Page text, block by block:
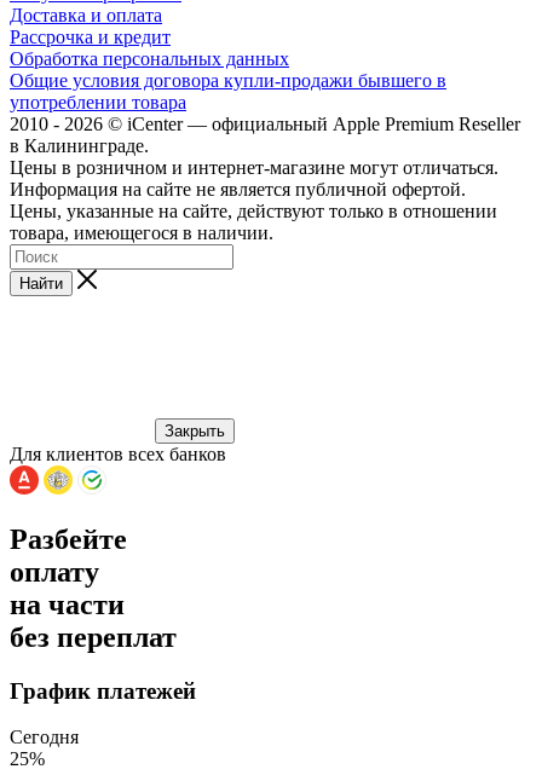
Доставка и оплата
Рассрочка и кредит
Обработка персональных данных
Общие условия договора купли-продажи бывшего в
употреблении товара
2010 - 2026 © iCenter — официальный Apple Premium Reseller
в Калининграде.
Цены в розничном и интернет-магазине могут отличаться.
Информация на сайте не является публичной офертой.
Цены, указанные на сайте, действуют только в отношении
товара, имеющегося в наличии.
Найти
Закрыть
Для клиентов всех банков
Разбейте
оплату
на части
без переплат
График платежей
Сегодня
25%